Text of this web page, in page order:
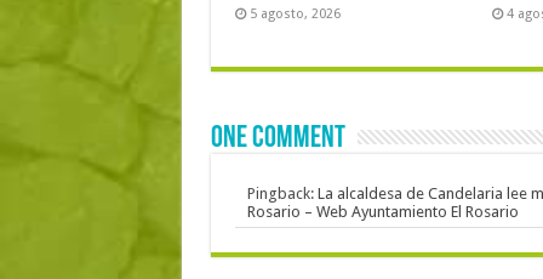
5 agosto, 2026 4
One comment
Pingback: La alcaldesa de Candelaria lee
Rosario – Web Ayuntamiento El Rosario